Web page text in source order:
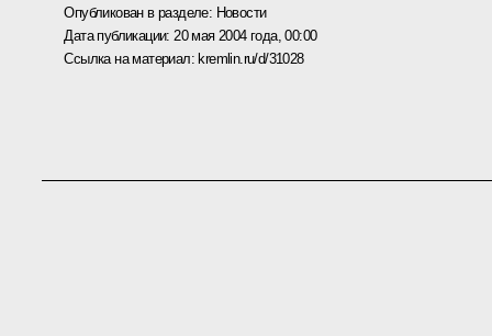
Опубликован в разделе: Новости
Дата публикации: 20 мая 2004 года, 00:00
Ссылка на материал:kremlin.ru/d/31028